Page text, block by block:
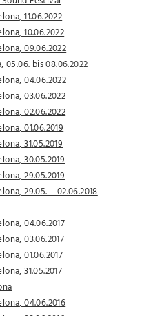
11.06.2022
10.06.2022
09.06.2022
bis 08.06.2022
04.06.2022
03.06.2022
02.06.2022
01.06.2019
31.05.2019
30.05.2019
29.05.2019
29.05. – 02.06.2018
04.06.2017
03.06.2017
01.06.2017
31.05.2017
04.06.2016